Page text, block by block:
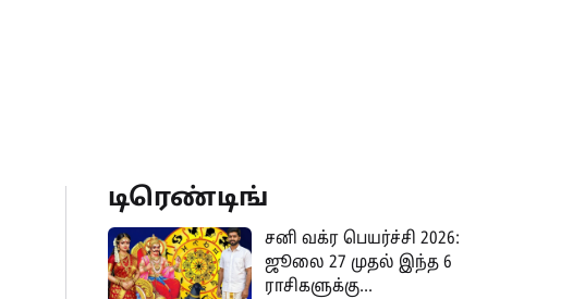
டிரெண்டிங்
சனி வக்ர பெயர்ச்சி 2026:
ஜூலை 27 முதல் இந்த 6
ராசிகளுக்கு...